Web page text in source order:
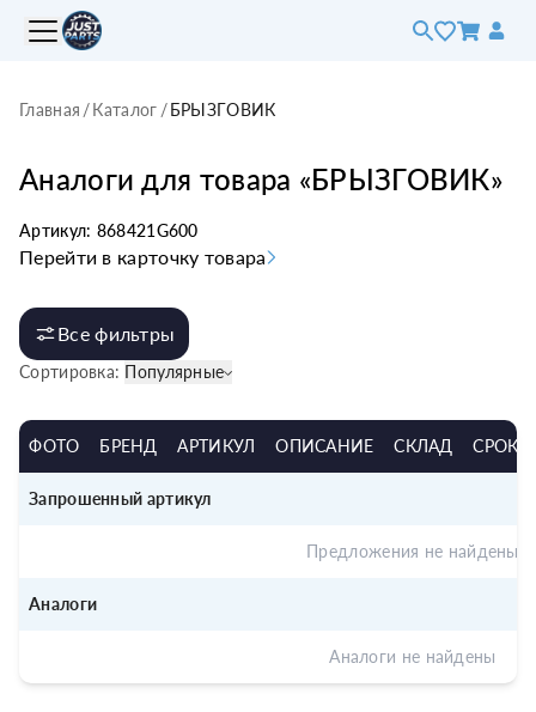
Главная /Каталог /БРЫЗГОВИК
Аналоги для товара «БРЫЗГОВИК»
Артикул: 868421G600
Перейти в карточку товара
Все фильтры
Сортировка: Популярные
ФОТО БРЕНД АРТИКУЛ ОПИСАНИЕ СКЛАД СРОК
Запрошенный артикул
Предложения не найдены
Аналоги
Аналоги не найдены